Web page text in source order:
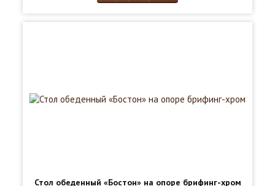
Стол обеденный «Бостон» на опоре брифинг-хром